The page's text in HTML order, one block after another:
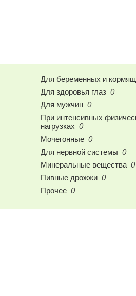
Для беременных и
Для здоровья глаз 0
Для мужчин 0
При интенсивных
нагрузках 0
Мочегонные 0
Для нервной системы 0
Минеральные вещества 0
Пивные дрожжи 0
Прочее 0